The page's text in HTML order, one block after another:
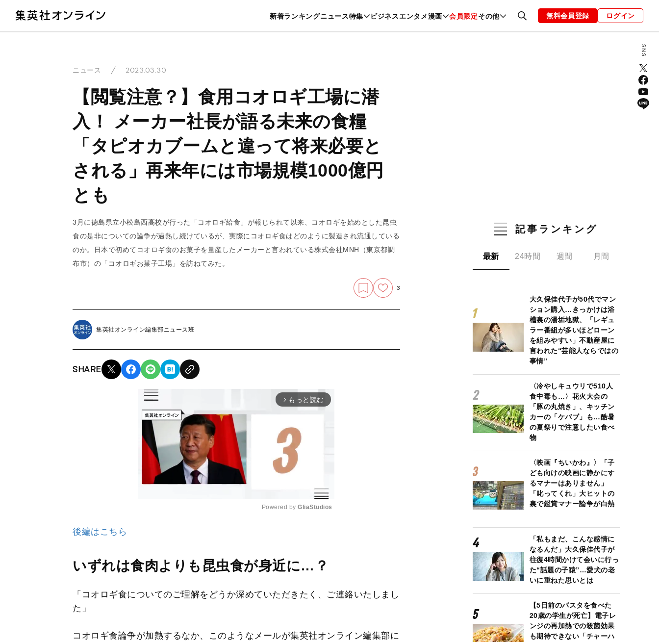
新着ランキングニュース特集 ビジネスエンタメ漫画 会員限定その他
暮らし スポーツ ヘルスケア 美容 グルメ ファッション 恋愛・結婚 編集部 お知らせ
無料会員登録 ログイン
ニュース 2023.03.30
【閲覧注意？】食用コオロギ工場に潜
入！ メーカー社長が語る未来の食糧
「タピオカブームと違って将来必要と
される」再来年には市場規模1000億円
とも
3月に徳島県立小松島西高校が行った「コオロギ給食」が報じられて以来、コオロギを始めとした昆虫
食の是非についての論争が過熱し続けているが、実際にコオロギ食はどのように製造され流通している
のか。日本で初めてコオロギ食のお菓子を量産したメーカーと言われている株式会社MNH（東京都調
布市）の「コオロギお菓子工場」を訪ねてみた。
3
集英社オンライン編集部ニュース班
SHARE
arrow_forward_ios もっと読む
t
Powered by GliaStudios
後編はこちら
いずれは食肉よりも昆虫食が身近に…？
「コオロギ食についてのご理解をどうか深めていただきたく、ご連絡いたしまし
た」
コオロギ食論争が加熱するなか、このようなメールが集英社オンライン編集部に
記事ランキング
最新 24時間 週間 月間
大久保佳代子が50代でマン
ション購入…きっかけは浴
槽裏の湯垢地獄、「レギュ
ラー番組が多いほどローン
を組みやすい」不動産屋に
言われた“芸能人ならではの
事情”
〈冷やしキュウリで510人
食中毒も…〉花火大会の
「豚の丸焼き」、キッチン
カーの「ケバブ」も…酷暑
の夏祭りで注意したい食べ
物
〈映画『ちいかわ』〉「子
ども向けの映画に静かにす
るマナーはありません」
「叱ってくれ」大ヒットの
裏で鑑賞マナー論争が白熱
「私もまだ、こんな感情に
なるんだ」大久保佳代子が
往復4時間かけて会いに行っ
た“話題の子猿”…愛犬の老
いに重ねた思いとは
【5日前のパスタを食べた
20歳の学生が死亡】電子レ
ンジの再加熱での殺菌効果
も期待できない「チャーハ